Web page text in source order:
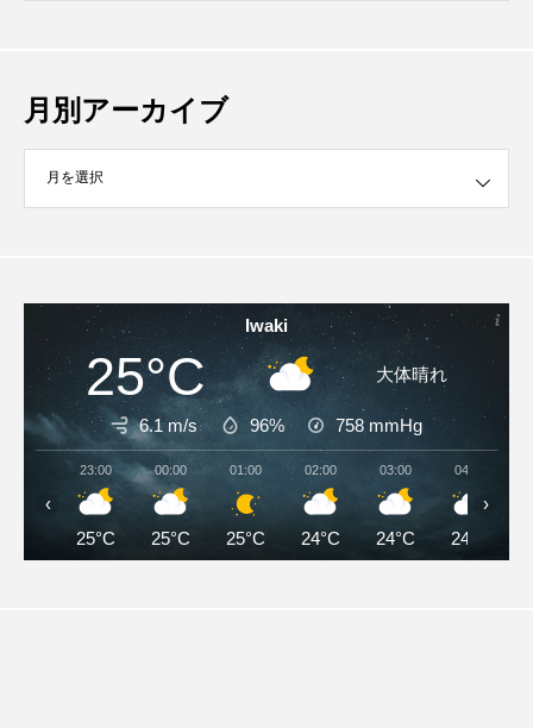
月別アーカイブ
ブ
Iwaki
25°C 大体晴れ
6.1 m/s 96% 758 mmHg
23:00
25°C
00:00
25°C
01:00
25°C
02:00
24°C
03:00
24°C
04:00
24°C
‹ ›